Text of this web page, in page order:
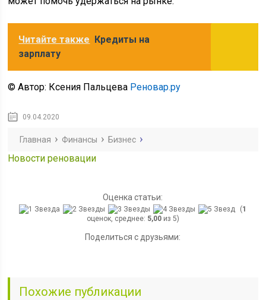
Читайте также Кредиты на
зарплату
© Автор: Ксения Пальцева Реновар.ру
09.04.2020
Главная Финансы Бизнес
Новости реновации
Оценка статьи:
(1
оценок, среднее: 5,00из 5)
Поделиться с друзьями:
Похожие публикации